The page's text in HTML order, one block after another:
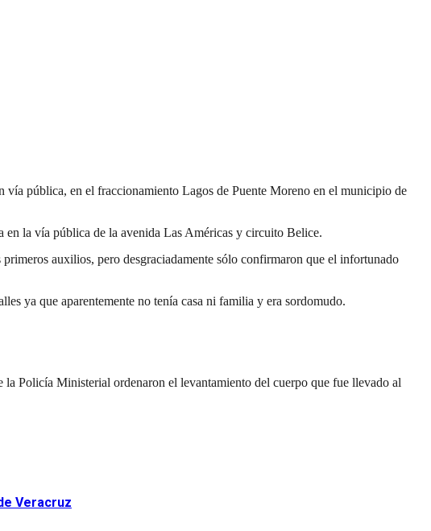
vía pública, en el fraccionamiento Lagos de Puente Moreno en el municipio de
en la vía pública de la avenida Las Américas y circuito Belice.
auxilios, pero desgraciadamente sólo confirmaron que el infortunado
ya que aparentemente no tenía casa ni familia y era sordomudo.
Policía Ministerial ordenaron el levantamiento del cuerpo que fue llevado al
Veracruz